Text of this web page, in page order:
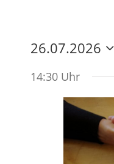
26.07.2026
wählen.
14:30 Uhr